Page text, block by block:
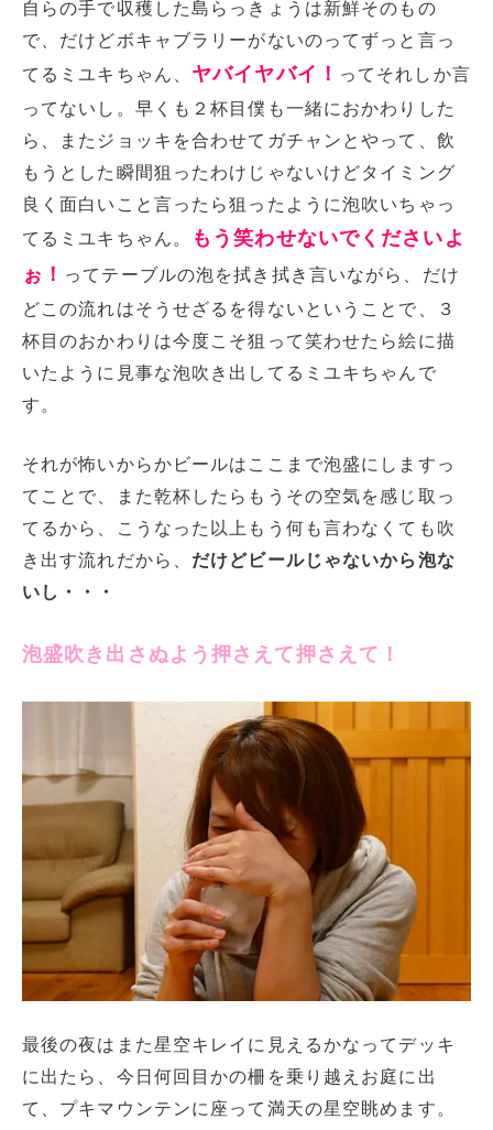
自らの手で収穫した島らっきょうは新鮮そのもの
で、だけどボキャブラリーがないのってずっと言っ
てるミユキちゃん、 ヤバイヤバイ！ ってそれしか言
ってないし。早くも２杯目僕も一緒におかわりした
ら、またジョッキを合わせてガチャンとやって、飲
もうとした瞬間狙ったわけじゃないけどタイミング
良く面白いこと言ったら狙ったように泡吹いちゃっ
てるミユキちゃん。
もう笑わせないでくださいよ
ぉ！ ってテーブルの泡を拭き拭き言いながら、だけ
どこの流れはそうせざるを得ないということで、３
杯目のおかわりは今度こそ狙って笑わせたら絵に描
いたように見事な泡吹き出してるミユキちゃんで
す。
それが怖いからかビールはここまで泡盛にしますっ
てことで、また乾杯したらもうその空気を感じ取っ
てるから、こうなった以上もう何も言わなくても吹
き出す流れだから、 だけどビールじゃないから泡な
いし・・・
泡盛吹き出さぬよう押さえて押さえて！
最後の夜はまた星空キレイに見えるかなってデッキ
に出たら、今日何回目かの柵を乗り越えお庭に出
て、プキマウンテンに座って満天の星空眺めます。